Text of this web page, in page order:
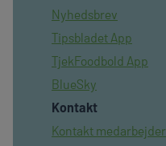
Nyhedsbrev
Tipsbladet App
TjekFoodbold App
BlueSky
Kontakt
Kontakt medarbejder